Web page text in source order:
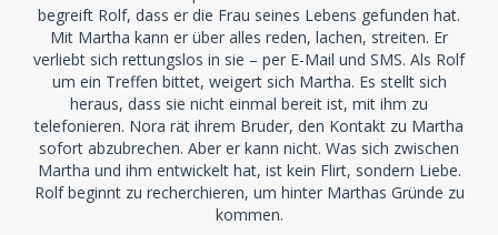
begreift Rolf, dass er die Frau seines Lebens gefunden hat.
Mit Martha kann er über alles reden, lachen, streiten. Er
verliebt sich rettungslos in sie – per E-Mail und SMS. Als Rolf
um ein Treffen bittet, weigert sich Martha. Es stellt sich
heraus, dass sie nicht einmal bereit ist, mit ihm zu
telefonieren. Nora rät ihrem Bruder, den Kontakt zu Martha
sofort abzubrechen. Aber er kann nicht. Was sich zwischen
Martha und ihm entwickelt hat, ist kein Flirt, sondern Liebe.
Rolf beginnt zu recherchieren, um hinter Marthas Gründe zu
kommen.